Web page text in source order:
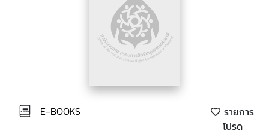
E-BOOKS
รายการ
โปรด